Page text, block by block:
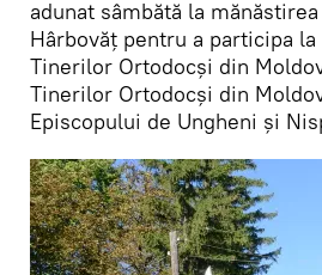
adunat sâmbătă la
Hârbovăț pentru a participa
Tinerilor Ortodocși din
Tinerilor Ortodocși din
Episcopului de Ungheni și